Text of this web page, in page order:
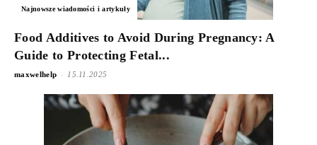
Najnowsze wiadomości i artykuły
Food Additives to Avoid During Pregnancy: A
Guide to Protecting Fetal...
maxwelhelp - 15.11.2025